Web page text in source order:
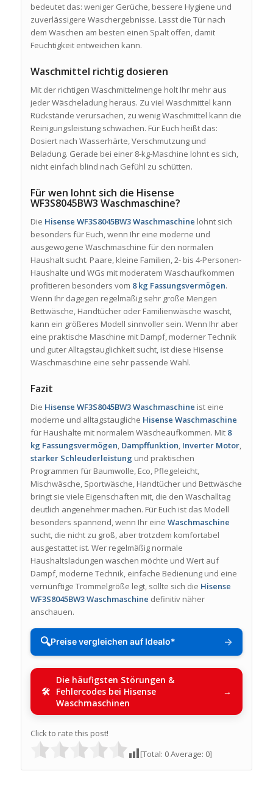
bedeutet das: weniger Gerüche, bessere Hygiene und
zuverlässigere Waschergebnisse. Lasst die Tür nach
dem Waschen am besten einen Spalt offen, damit
Feuchtigkeit entweichen kann.
Waschmittel richtig dosieren
Mit der richtigen Waschmittelmenge holt Ihr mehr aus
jeder Wäscheladung heraus. Zu viel Waschmittel kann
Rückstände verursachen, zu wenig Waschmittel kann die
Reinigungsleistung schwächen. Für Euch heißt das:
Dosiert nach Wasserhärte, Verschmutzung und
Beladung. Gerade bei einer 8-kg-Maschine lohnt es sich,
nicht einfach blind nach Gefühl zu schütten.
Für wen lohnt sich die Hisense
WF3S8045BW3 Waschmaschine?
Die Hisense WF3S8045BW3 Waschmaschine lohnt sich
besonders für Euch, wenn Ihr eine moderne und
ausgewogene Waschmaschine für den normalen
Haushalt sucht. Paare, kleine Familien, 2- bis 4-Personen-
Haushalte und WGs mit moderatem Waschaufkommen
profitieren besonders vom 8 kg Fassungsvermögen.
Wenn Ihr dagegen regelmäßig sehr große Mengen
Bettwäsche, Handtücher oder Familienwäsche wascht,
kann ein größeres Modell sinnvoller sein. Wenn Ihr aber
eine praktische Maschine mit Dampf, moderner Technik
und guter Alltagstauglichkeit sucht, ist diese Hisense
Waschmaschine eine sehr passende Wahl.
Fazit
Die Hisense WF3S8045BW3 Waschmaschine ist eine
moderne und alltagstaugliche Hisense Waschmaschine
für Haushalte mit normalem Wäscheaufkommen. Mit 8
kg Fassungsvermögen, Dampffunktion, Inverter Motor,
starker Schleuderleistung und praktischen
Programmen für Baumwolle, Eco, Pflegeleicht,
Mischwäsche, Sportwäsche, Handtücher und Bettwäsche
bringt sie viele Eigenschaften mit, die den Waschalltag
deutlich angenehmer machen. Für Euch ist das Modell
besonders spannend, wenn Ihr eine Waschmaschine
sucht, die nicht zu groß, aber trotzdem komfortabel
ausgestattet ist. Wer regelmäßig normale
Haushaltsladungen waschen möchte und Wert auf
Dampf, moderne Technik, einfache Bedienung und eine
vernünftige Trommelgröße legt, sollte sich die Hisense
WF3S8045BW3 Waschmaschine definitiv näher
anschauen.
🔍Preise vergleichen auf Idealo* →
Die häufigsten Störungen &
Fehlercodes bei Hisense
Waschmaschinen
Click to rate this post!
[Total: 0Average: 0]